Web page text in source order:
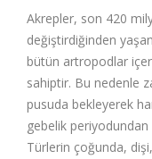
Akrepler, son 420
değiştirdiğinden
bütün artropodlar
sahiptir. Bu nedenle
pusuda bekleyerek
gebelik
Türlerin çoğunda,